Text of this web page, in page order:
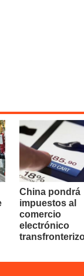
China pondrá
impuestos al
comercio
electrónico